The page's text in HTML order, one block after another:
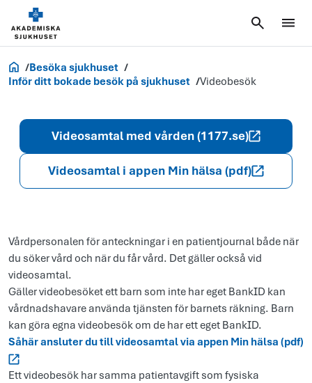
Akademiska.se
Besöka sjukhuset
Inför ditt bokade besök på sjukhuset
Videobesök
Videosamtal med vården (1177.se)
Videosamtal i appen Min hälsa (pdf)
Vårdpersonalen för anteckningar i en patientjournal både när
du söker vård och när du får vård. Det gäller också vid
videosamtal.
Gäller videobesöket ett barn som inte har eget BankID kan
vårdnadshavare använda tjänsten för barnets räkning. Barn
kan göra egna videobesök om de har ett eget BankID.
Såhär ansluter du till videosamtal via appen Min hälsa (pdf)
Ett videobesök har samma patientavgift som fysiska